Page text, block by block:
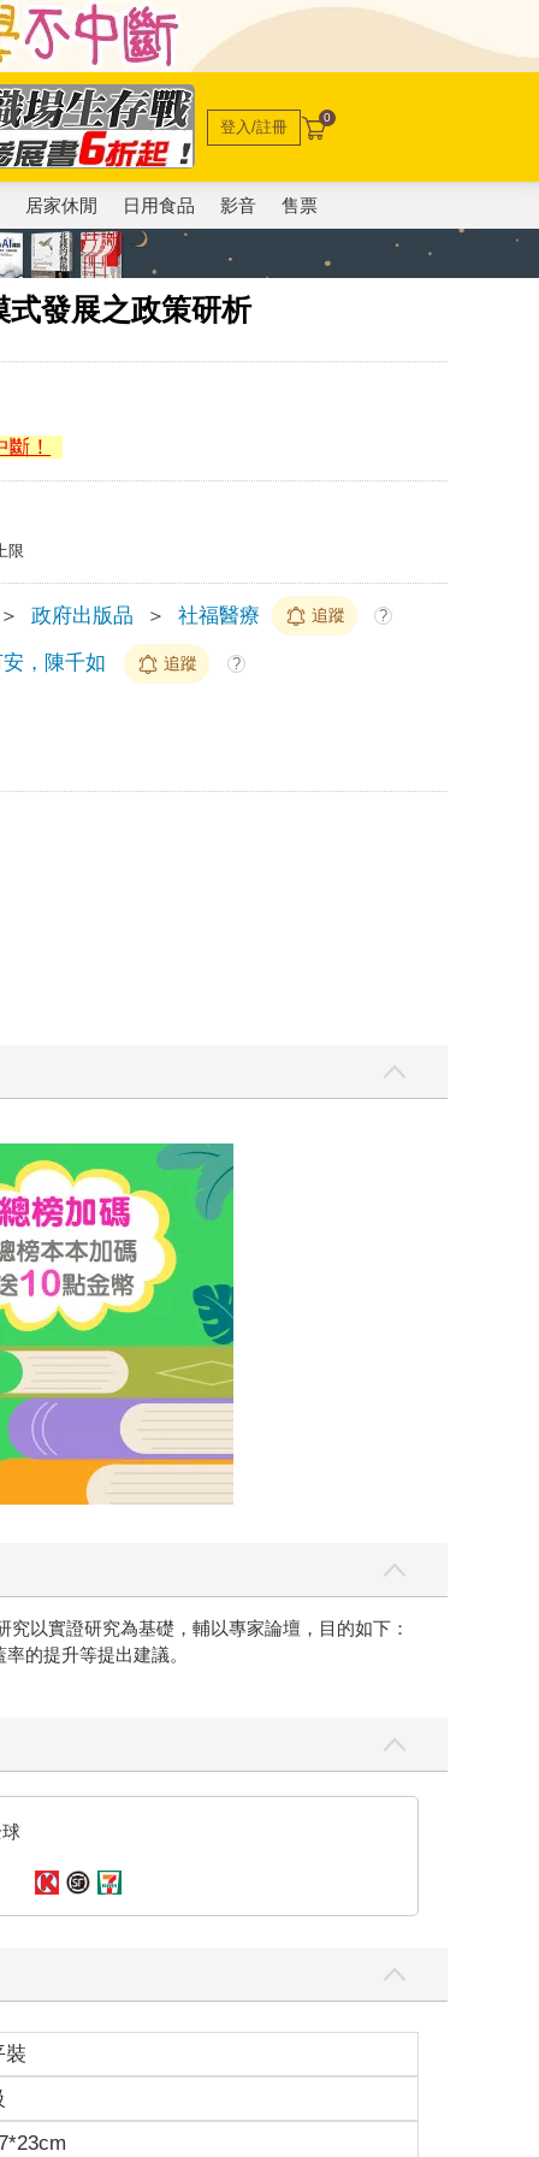
登入/註冊 0
居家休閒 日用食品 影音 售票
發展之政策研析
！
限
＞ 政府出版品 ＞ 社福醫療 追蹤 ?
，陳千如 追蹤 ?
以實證研究為基礎，輔以專家論壇，目的如下：
的提升等提出建議。
裝